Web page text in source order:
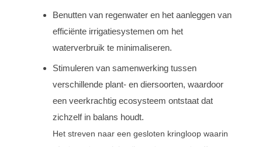
Benutten van regenwater en het aanleggen van
efficiënte irrigatiesystemen om het
waterverbruik te minimaliseren.
Stimuleren van samenwerking tussen
verschillende plant- en diersoorten, waardoor
een veerkrachtig ecosysteem ontstaat dat
zichzelf in balans houdt.
Het streven naar een gesloten kringloop waarin